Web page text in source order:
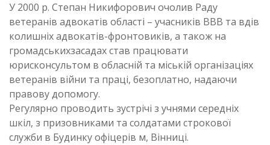
У 2000 р. Степан Никифорович очолив Раду
ветеранів адвокатів області – учасників ВВВ та вдів
колишніх адвокатів-фронтовиків, а також на
громадськихзасадах став працювати
юрисконсультом в обласній та міській організаціях
ветеранів війни та праці, безоплатно, надаючи
правову допомогу.
Регулярно проводить зустрічі з учнями середніх
шкіл, з призовниками та солдатами строкової
служби в Будинку офіцерів м, Вінниці.